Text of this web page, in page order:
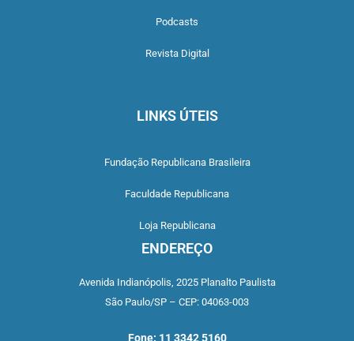
Podcasts
Revista Digital
LINKS ÚTEIS
Fundação Republicana Brasileira
Faculdade Republicana
Loja Republicana
ENDEREÇO
Avenida Indianópolis, 2025 Planalto Paulista
São Paulo/SP – CEP: 04063-003
Fone: 11 3342 5160